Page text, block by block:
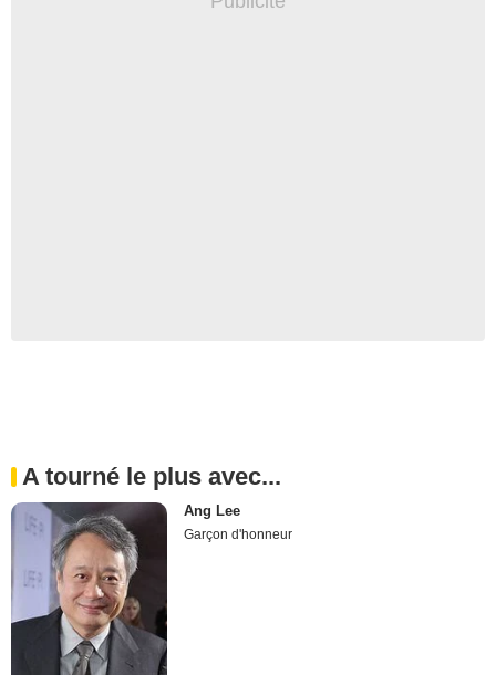
A tourné le plus avec...
Ang Lee
Garçon d'honneur